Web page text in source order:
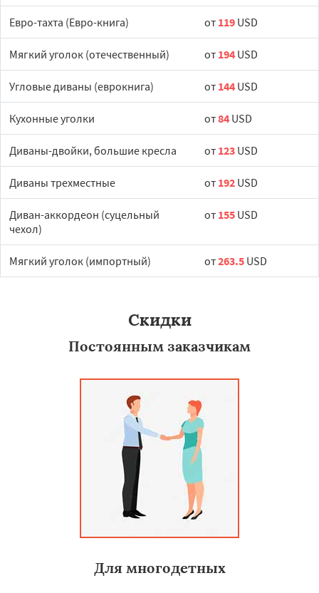
Евро-тахта (Евро-книга) от 119 USD
Мягкий уголок (отечественный) от 194 USD
Угловые диваны (еврокнига) от 144 USD
Кухонные уголки от84 USD
Диваны-двойки, большие кресла от 123 USD
Диваны трехместные от 192 USD
Диван-аккордеон (суцельный
чехол)
от 155 USD
Мягкий уголок (импортный) от263.5 USD
Скидки
Постоянным заказчикам
Для многодетных